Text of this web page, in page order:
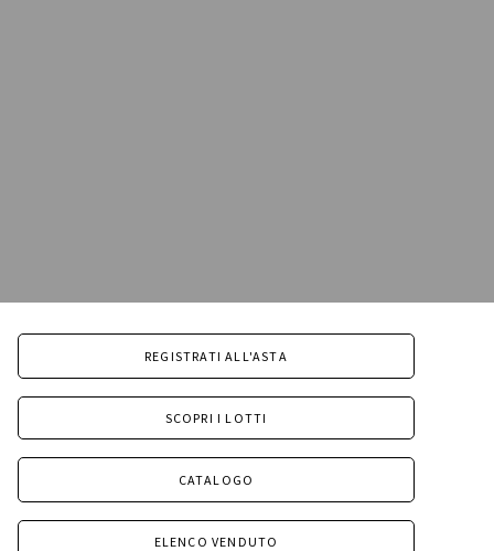
REGISTRATI ALL'ASTA
SCOPRI I LOTTI
CATALOGO
ELENCO VENDUTO